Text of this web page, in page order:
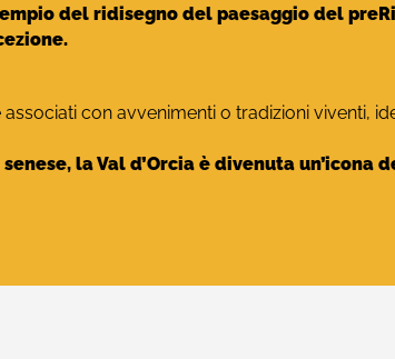
del ridisegno del paesaggio del
con avvenimenti o tradizioni viventi,
la Val d’Orcia è divenuta